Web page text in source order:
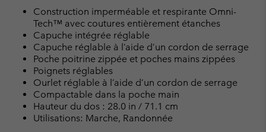
Construction imperméable et respirante Omni-
Tech™ avec coutures entièrement étanches
Capuche intégrée réglable
Capuche réglable à l’aide d’un cordon de serrage
Poche poitrine zippée et poches mains zippées
Poignets réglables
Ourlet réglable à l’aide d’un cordon de serrage
Compactable dans la poche main
Hauteur du dos : 28.0 in / 71.1 cm
Utilisations: Marche, Randonnée